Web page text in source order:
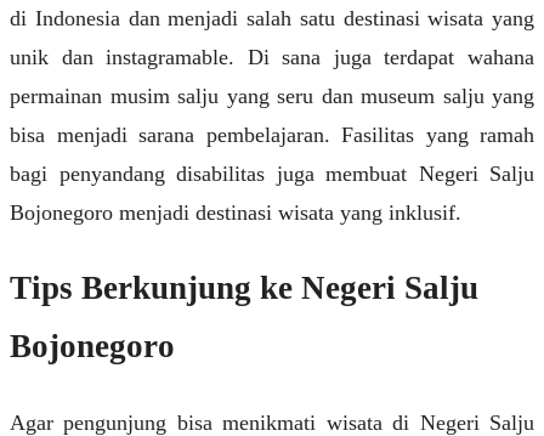
di Indonesia dan menjadi salah satu destinasi wisata yang
unik dan instagramable. Di sana juga terdapat wahana
permainan musim salju yang seru dan museum salju yang
bisa menjadi sarana pembelajaran. Fasilitas yang ramah
bagi penyandang disabilitas juga membuat Negeri Salju
Bojonegoro menjadi destinasi wisata yang inklusif.
Tips Berkunjung ke Negeri Salju
Bojonegoro
Agar pengunjung bisa menikmati wisata di Negeri Salju